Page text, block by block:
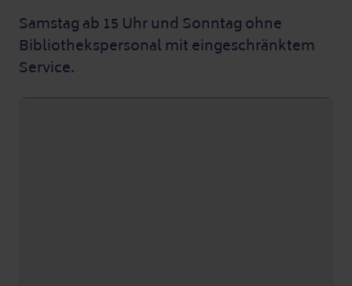
Samstag ab 15 Uhr und Sonntag ohne
Bibliothekspersonal mit eingeschränktem
Service.